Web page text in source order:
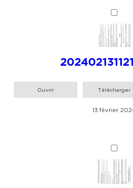
Ouvrir Télécharger
13 février